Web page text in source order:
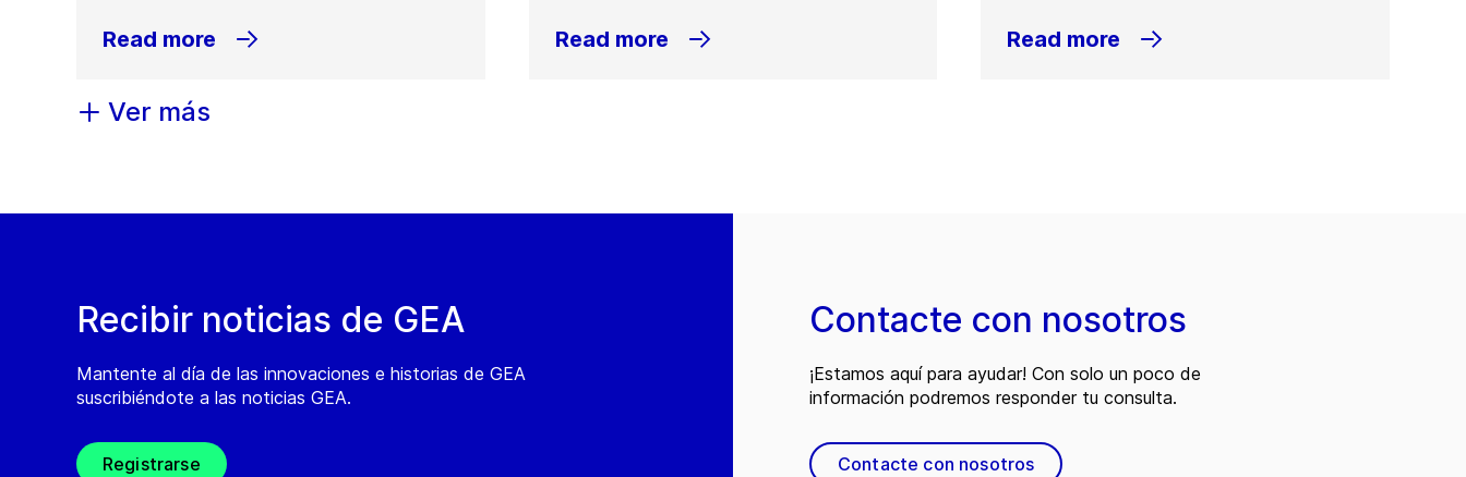
Read more Read more Read more
Ver más
Recibir noticias de GEA
Mantente al día de las innovaciones e historias de GEA
suscribiéndote a las noticias GEA.
Registrarse
Contacte con nosotros
¡Estamos aquí para ayudar! Con solo un poco de
información podremos responder tu consulta.
Contacte con nosotros